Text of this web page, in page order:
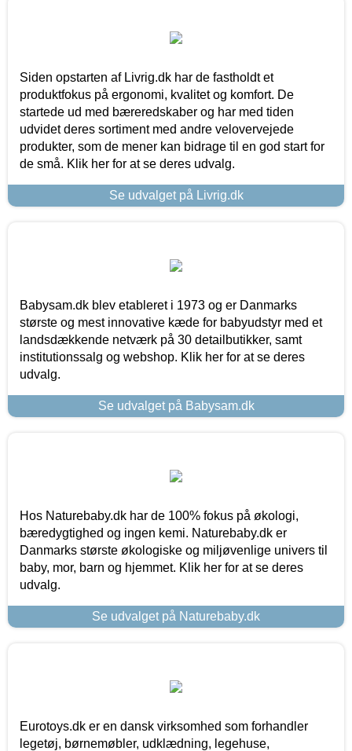
Siden opstarten af Livrig.dk har de fastholdt et
produktfokus på ergonomi, kvalitet og komfort. De
startede ud med bæreredskaber og har med tiden
udvidet deres sortiment med andre velovervejede
produkter, som de mener kan bidrage til en god start for
de små. Klik her for at se deres udvalg.
Se udvalget på Livrig.dk
Babysam.dk blev etableret i 1973 og er Danmarks
største og mest innovative kæde for babyudstyr med et
landsdækkende netværk på 30 detailbutikker, samt
institutionssalg og webshop. Klik her for at se deres
udvalg.
Se udvalget på Babysam.dk
Hos Naturebaby.dk har de 100% fokus på økologi,
bæredygtighed og ingen kemi. Naturebaby.dk er
Danmarks største økologiske og miljøvenlige univers til
baby, mor, barn og hjemmet. Klik her for at se deres
udvalg.
Se udvalget på Naturebaby.dk
Eurotoys.dk er en dansk virksomhed som forhandler
legetøj, børnemøbler, udklædning, legehuse,